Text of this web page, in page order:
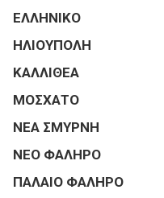
ΕΛΛΗΝΙΚΟ
ΗΛΙΟΥΠΟΛΗ
ΚΑΛΛΙΘΕΑ
ΜΟΣΧΑΤΟ
ΝΕΑ ΣΜΥΡΝΗ
ΝΕΟ ΦΑΛΗΡΟ
ΠΑΛΑΙΟ ΦΑΛΗΡΟ